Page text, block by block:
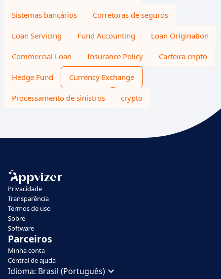
Sistemas bancários Corretoras de seguros
Loan Servicing Fund Accounting Loan Origination
Commercial Loan Insurance Policy Carteira cripto
Hedge Fund Currency Exchange
Processamento de sinistros crypto
Privacidade
Transparência
Termos de uso
Sobre
Software
Parceiros
Minha conta
Central de ajuda
Idioma: Brasil (Português)